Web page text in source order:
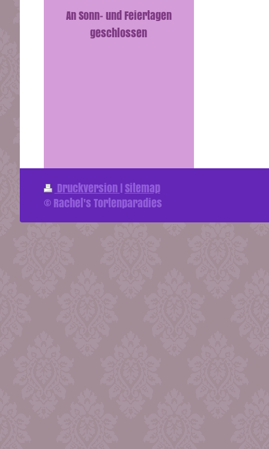
An Sonn- und Feiertagen
geschlossen
Druckversion|Sitemap
© Rachel's Tortenparadies